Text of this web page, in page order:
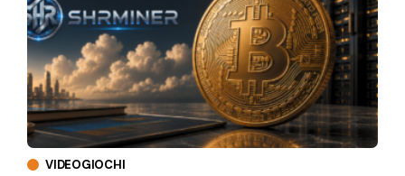
VIDEOGIOCHI